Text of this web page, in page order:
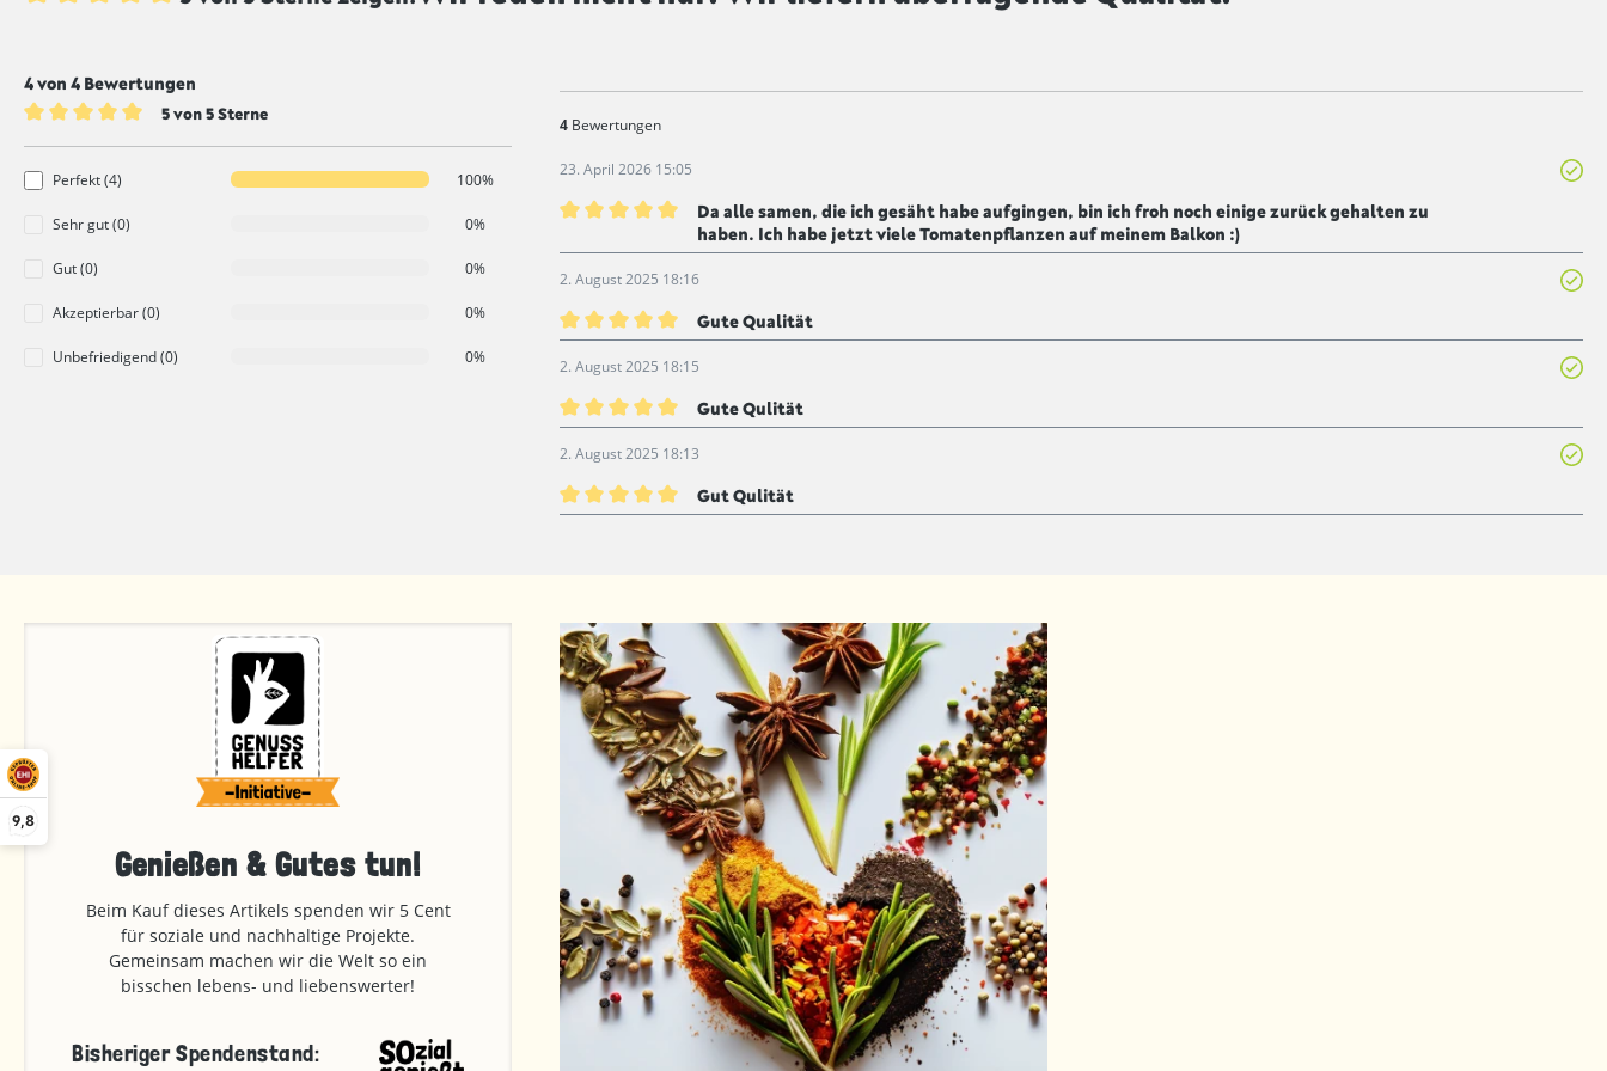
9,8
4 von 4 Bewertungen
5 von 5 Sterne
Perfekt (4) 100%
Sehr gut (0) 0%
Gut (0) 0%
Akzeptierbar (0) 0%
Unbefriedigend (0) 0%
4 Bewertungen
23. April 2026 15:05
Bewertung mit 5 von 5 Sternen
Da alle samen, die ich gesäht habe aufgingen, bin ich froh noch einige zurück gehalten zu
haben. Ich habe jetzt viele Tomatenpflanzen auf meinem Balkon :)
2. August 2025 18:16
Bewertung mit 5 von 5 Sternen
Gute Qualität
2. August 2025 18:15
Bewertung mit 5 von 5 Sternen
Gute Qulität
2. August 2025 18:13
Bewertung mit 5 von 5 Sternen
Gut Qulität
Genießen & Gutes tun!
Beim Kauf dieses Artikels spenden wir 5 Cent
für soziale und nachhaltige Projekte.
Gemeinsam machen wir die Welt so ein
bisschen lebens- und liebenswerter!
Bisheriger Spendenstand: